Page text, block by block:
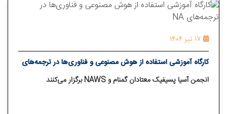
17 تیر 1404
کارگاه آموزشی استفاده از هوش مصنوعی و فناوری‌ها در ترجمه‌های
NA
انجمن آسیا پسیفیک معتادان گمنام و NAWS برگزار می‌کنند